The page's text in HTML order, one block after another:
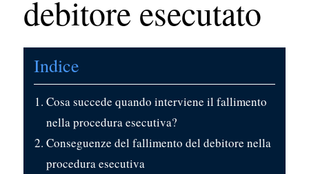
debitore esecutato
Indice
Cosa succede quando interviene il fallimento
nella procedura esecutiva?
Conseguenze del fallimento del debitore nella
procedura esecutiva